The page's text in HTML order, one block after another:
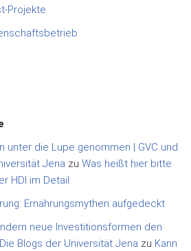
Projekte
unter die Lupe genommen | GVC und
Jena zu Was heißt hier bitte
HDI im Detail
Ernährungsmythen aufgedeckt
neue Investitionsformen den
Blogs der Universität Jena zu Kann